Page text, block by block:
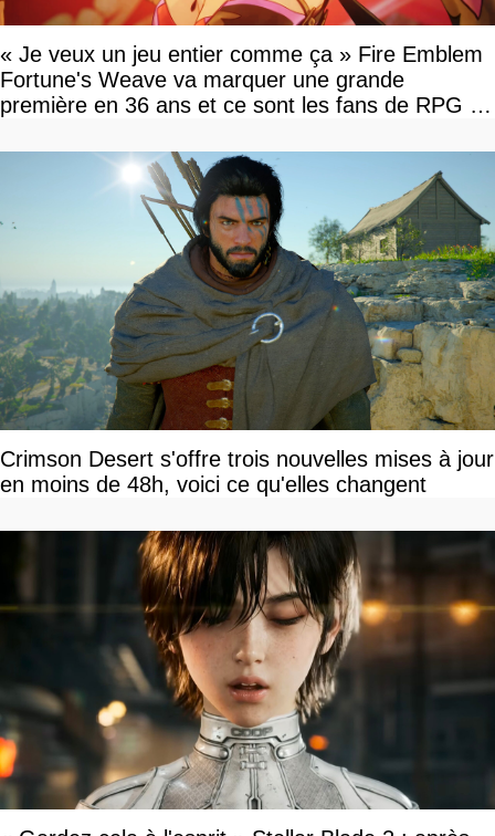
« Je veux un jeu entier comme ça » Fire Emblem
Fortune's Weave va marquer une grande
première en 36 ans et ce sont les fans de RPG en
Crimson Desert s'offre trois nouvelles mises à jour
en moins de 48h, voici ce qu'elles changent